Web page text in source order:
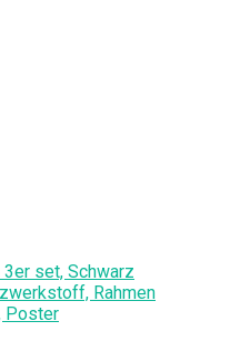
set, Schwarz
Rahmen
Poster